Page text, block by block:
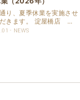
り、夏季休業を実施させ
きます。 淀屋橋店 通
たします。 奈良店 8月
NEWS